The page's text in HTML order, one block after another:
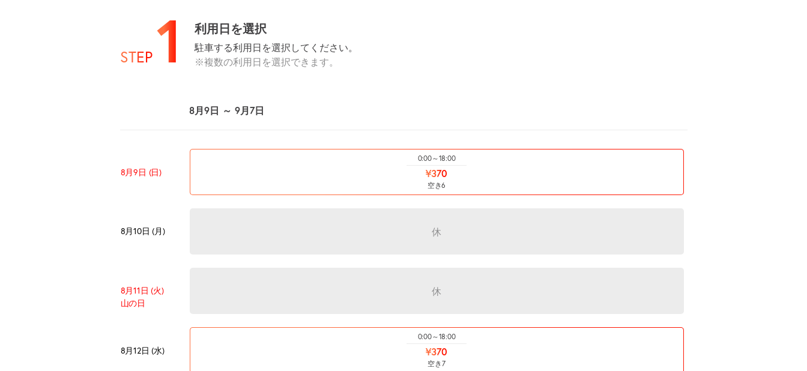
STEP 1 利用日を選択
駐車する利用日を選択してください。
※複数の利用日を選択できます。
8月9日 ～ 9月7日
8月9日 (日)
0:00～18:00
¥370
空き6
8月10日 (月) 休
8月11日 (火)
山の日
休
8月12日 (水)
0:00～18:00
¥370
空き7